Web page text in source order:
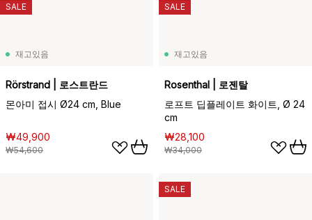
재고있음
Rörstrand | 로스트란드
몬아미 접시 Ø24 cm, Blue
₩49,900
₩54,600
SALE
재고있음
Rosenthal | 로젠탈
로프트 딥플레이트 화이트, Ø 24
cm
₩28,100
₩34,000
SALE
SALE